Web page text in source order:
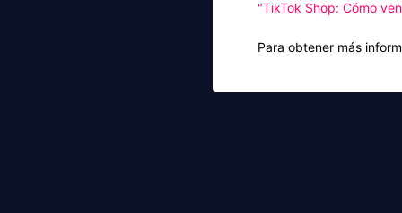
"TikTok Shop: Cómo
Para obtener más